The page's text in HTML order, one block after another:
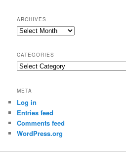
ARCHIVES
Archives
CATEGORIES
Categories
META
Log in
Entries feed
Comments feed
WordPress.org